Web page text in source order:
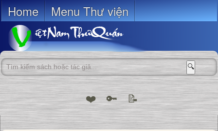
Home Menu Thư viện
🔍
❤️ 🔑 📝